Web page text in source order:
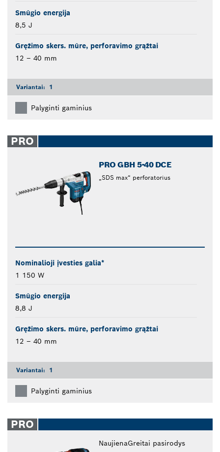
Smūgio energija
8,5 J
Gręžimo skers. mūre, perforavimo grąžtai
12 – 40 mm
Variantai: 1
Palyginti gaminius
PRO
PRO GBH 5-40 DCE
„SDS max“ perforatorius
Nominalioji įvesties galia*
1 150 W
Smūgio energija
8,8 J
Gręžimo skers. mūre, perforavimo grąžtai
12 – 40 mm
Variantai: 1
Palyginti gaminius
PRO
NaujienaGreitai pasirodys